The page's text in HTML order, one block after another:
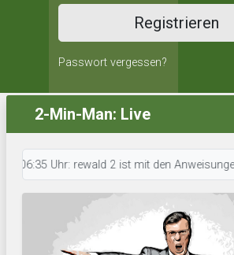
Registrieren
Passwort vergessen?
2-Min-Man: Live
Uhr: rewald 2 ist mit den Anweisungen